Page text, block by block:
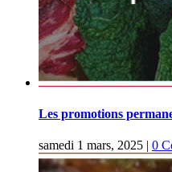
Les promotions
samedi 1 mars, 2025 | 0